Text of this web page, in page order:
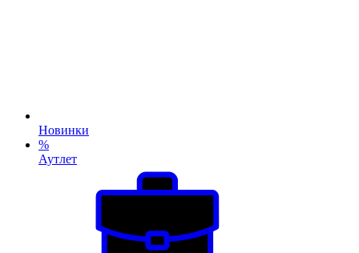
Новинки
%
Аутлет